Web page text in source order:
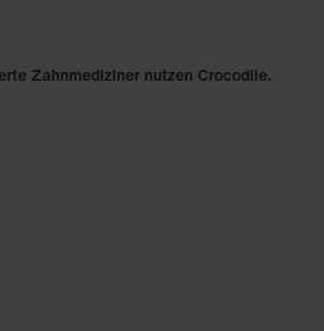
Zahnmediziner nutzen Crocodile.